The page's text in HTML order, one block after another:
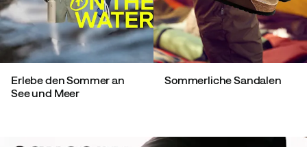
Erlebe den Sommer an
See und Meer
Sommerliche Sandalen